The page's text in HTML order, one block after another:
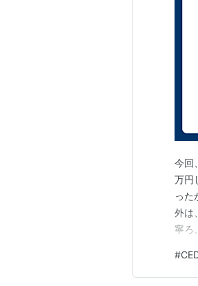
今回
万円
った
外は
寧ろ
色々
い。
#